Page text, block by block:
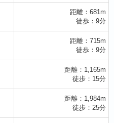
距離：681m
徒歩：9分
距離：715m
徒歩：9分
距離：1,165m
徒歩：15分
距離：1,984m
徒歩：25分